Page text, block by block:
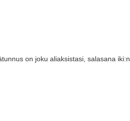
on joku aliaksistasi, salasana iki:n